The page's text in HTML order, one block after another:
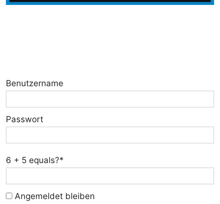
Benutzername
Passwort
6 + 5 equals?*
Angemeldet bleiben